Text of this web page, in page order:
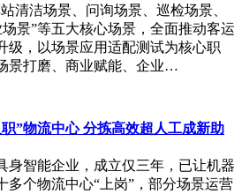
清洁场景、问询场景、巡检场景、
景”等五大核心场景，全面推动客运
级，以场景应用适配测试为核心职
景打磨、商业赋能、企业…
”物流中心 分拣高效超人工成新助
身智能企业，成立仅三年，已让机器
多个物流中心“上岗”，部分场景运营